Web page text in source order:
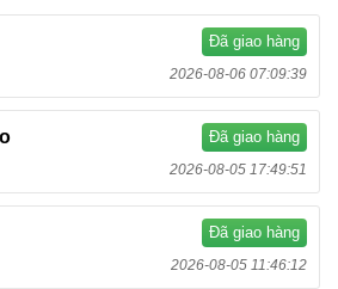
Đã giao hàng
2026-08-06 07:09:39
Đã giao hàng
2026-08-05 17:49:51
Đã giao hàng
2026-08-05 11:46:12